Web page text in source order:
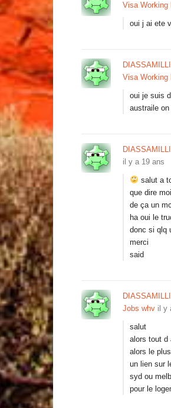
Visa Working
oui j ai ete
Visa Working
oui je suis
austraile
il y a 19 ans
salut a
que dire
de ça un
ha oui le
donc si qlq
merci
said
Jobs whv il y
salut
alors tout d
alors le
un lien sur
syd ou
pour le